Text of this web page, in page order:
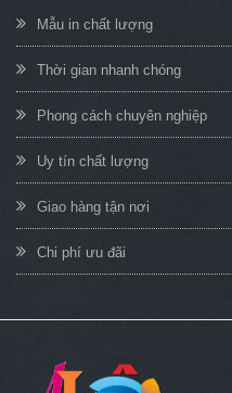
Mẫu in chất lượng
Thời gian nhanh chóng
Phong cách chuyên nghiệp
Uy tín chất lượng
Giao hàng tận nơi
Chi phí ưu đãi